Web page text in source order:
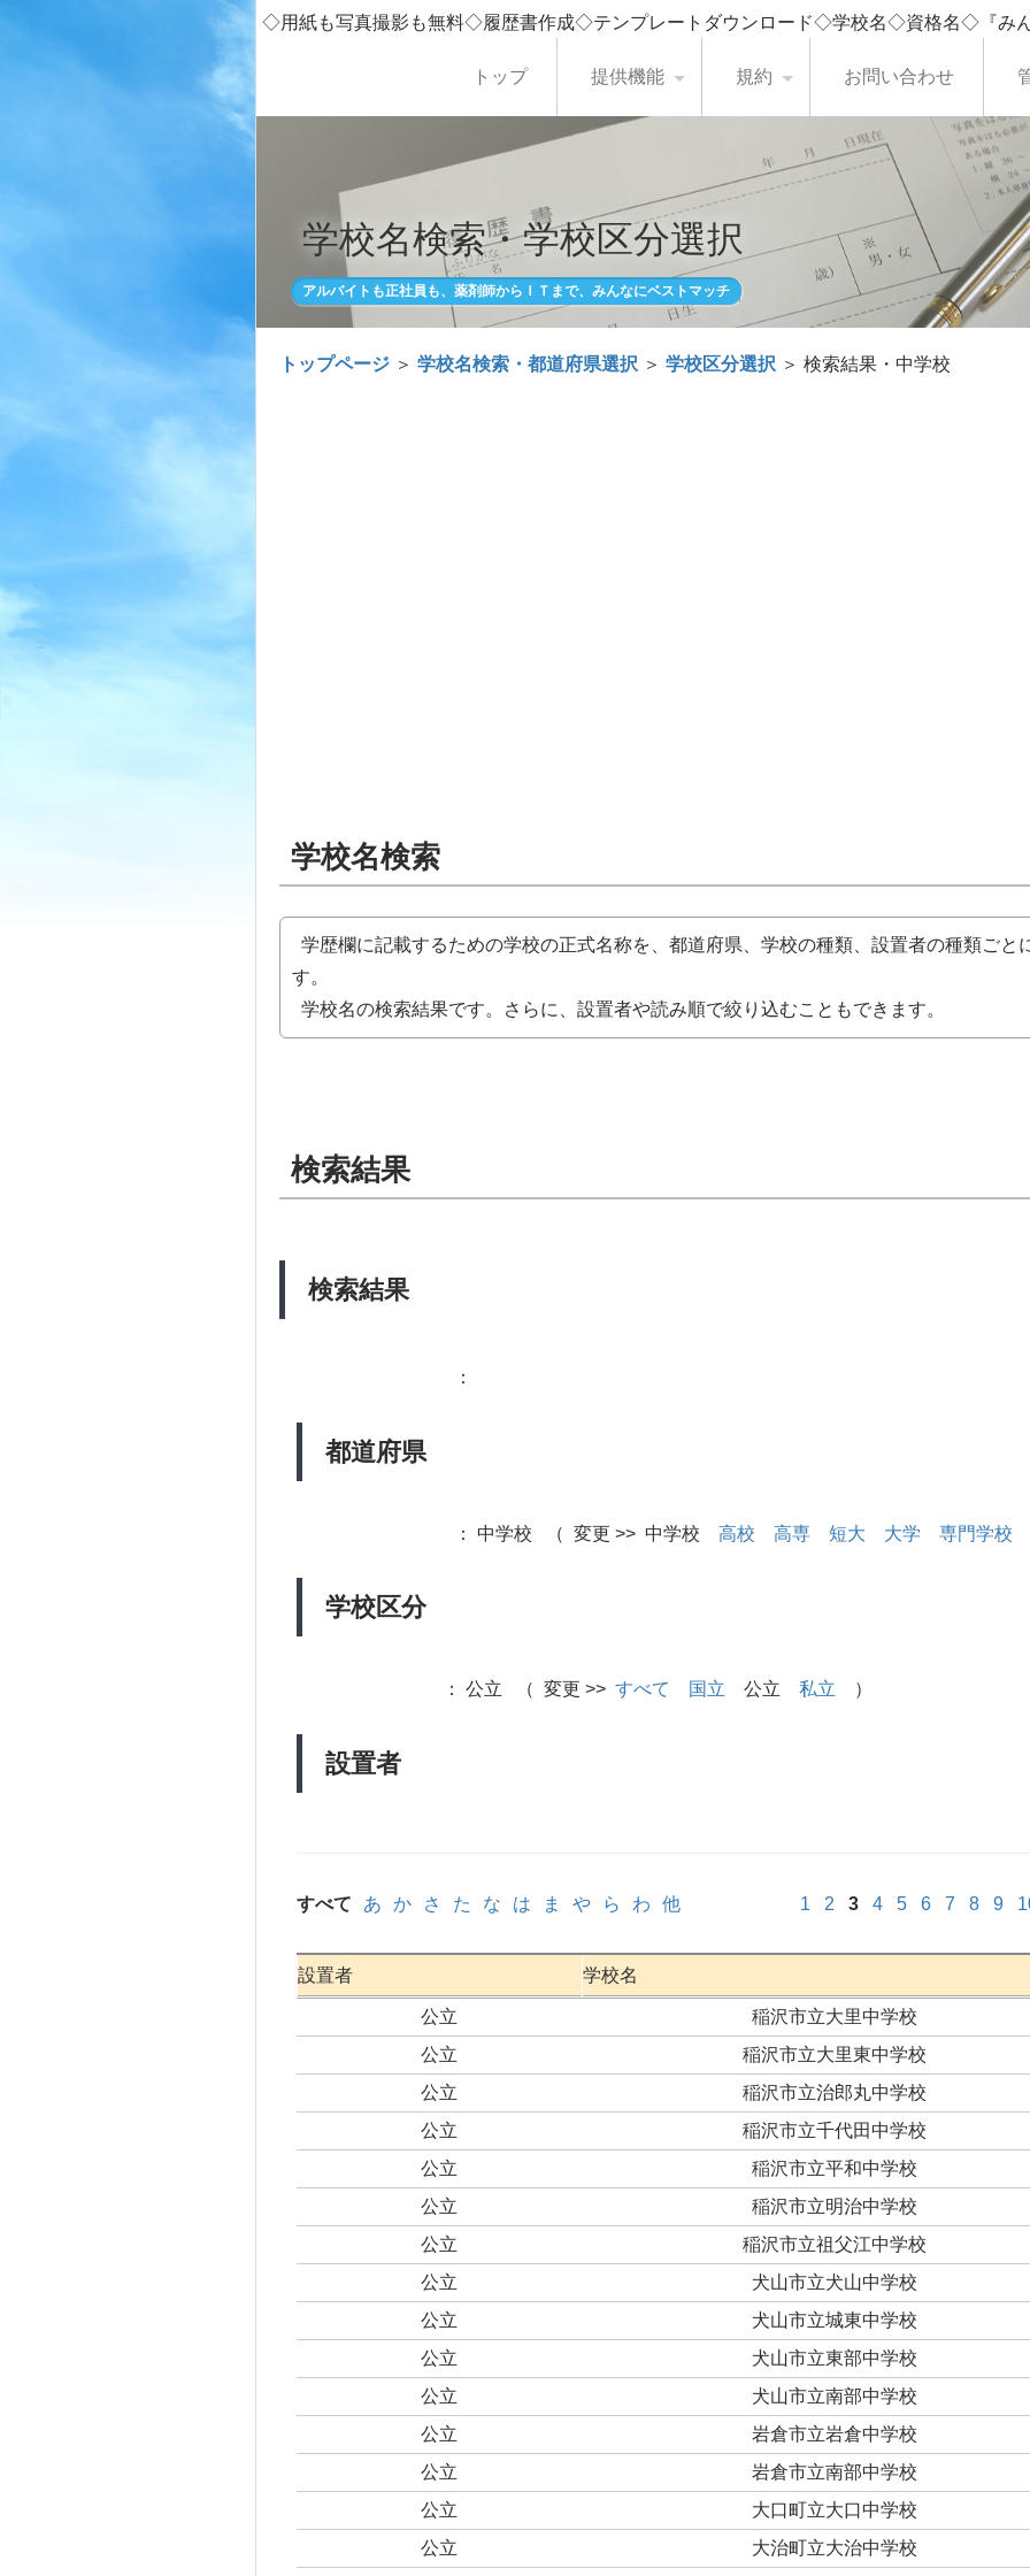
◇用紙も写真撮影も無料◇履歴書作成◇テンプレートダウンロード◇学校名◇資格名◇『み
トップ 提供機能 規約 お問い合わせ
学校名検索・学校区分選択
アルバイトも正社員も、薬剤師からＩＴまで、みんなにベストマッチ
トップページ ＞ 学校名検索・都道府県選択 ＞ 学校区分選択 ＞ 検索結果・中学校
学校名検索
学歴欄に記載するための学校の正式名称を、都道府県、学校の種類、設置者の種類ごと
す。
学校名の検索結果です。さらに、設置者や読み順で絞り込むこともできます。
検索結果
検索結果
都道府県
：
学校区分
： 中学校 （ 変更 >> 中学校 高校 高専 短大 大学 専門学校
設置者
： 公立 （ 変更 >> すべて 国立 公立 私立 ）
すべて あ か さ た な は ま や ら わ 他 1 2 3 4 5 6 7 8 9
設置者 学校名
公立
稲沢市立大里中学校
公立
稲沢市立大里東中学校
公立
稲沢市立治郎丸中学校
公立
稲沢市立千代田中学校
公立
稲沢市立平和中学校
公立
稲沢市立明治中学校
公立
稲沢市立祖父江中学校
公立
犬山市立犬山中学校
公立
犬山市立城東中学校
公立
犬山市立東部中学校
公立
犬山市立南部中学校
公立
岩倉市立岩倉中学校
公立
岩倉市立南部中学校
公立
大口町立大口中学校
公立
大治町立大治中学校